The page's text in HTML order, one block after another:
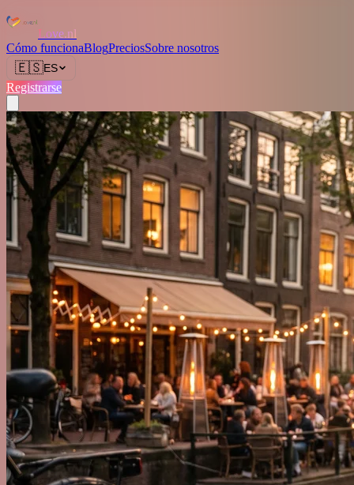
Love.nl
Cómo funcionaBlogPreciosSobre nosotros
🇪🇸ES
Registrarse